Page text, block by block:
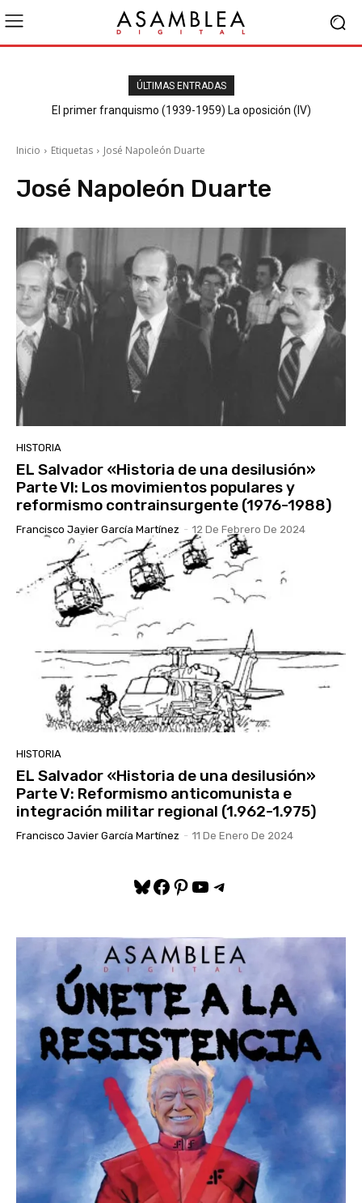
ÚLTIMAS ENTRADAS
El primer franquismo (1939-1959) La oposición (IV)
Inicio Etiquetas José Napoleón Duarte
José Napoleón Duarte
HISTORIA
EL Salvador «Historia de una desilusión»
Parte VI: Los movimientos populares y
reformismo contrainsurgente (1976-1988)
Francisco Javier García Martínez - 12 De Febrero De 2024
HISTORIA
EL Salvador «Historia de una desilusión»
Parte V: Reformismo anticomunista e
integración militar regional (1.962-1.975)
Francisco Javier García Martínez - 11 De Enero De 2024
Bluesky
Facebook
Pinterest
YouTube
Telegram